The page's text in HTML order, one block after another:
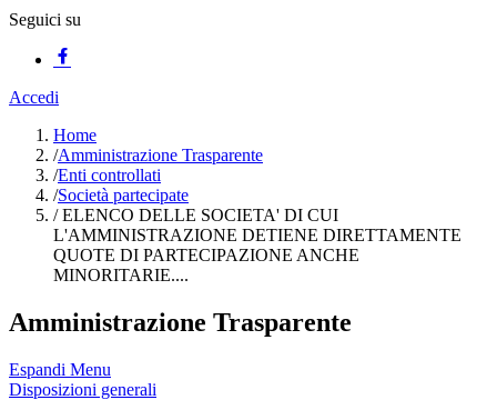
Seguici su
Accedi
Home
/Amministrazione Trasparente
/Enti controllati
/Società partecipate
/ELENCO DELLE SOCIETA' DI CUI
L'AMMINISTRAZIONE DETIENE DIRETTAMENTE
QUOTE DI PARTECIPAZIONE ANCHE
MINORITARIE....
Amministrazione Trasparente
Espandi Menu
Disposizioni generali